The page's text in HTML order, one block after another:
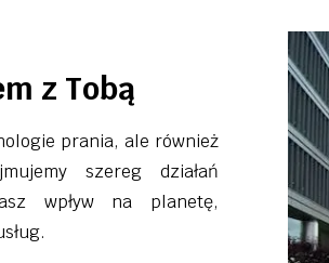
z Tobą
prania, ale również
szereg działań
wpływ na planetę,